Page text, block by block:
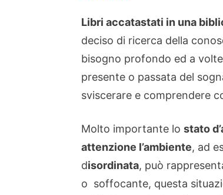
Libri accatastati in una
deciso di ricerca della
bisogno profondo ed a
presente o passata del
sviscerare e comprendere
Molto importante lo stato
attenzione l’ambiente, ad
disordinata, può
o soffocante, questa